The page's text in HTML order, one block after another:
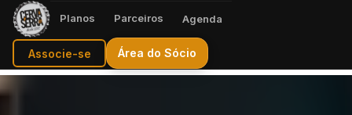
Planos Parceiros Agenda
Associe-se Área do Sócio